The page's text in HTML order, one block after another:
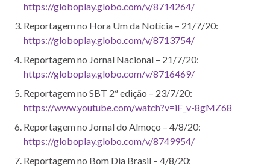
https://globoplay.globo.com/v/8714264/
Reportagem no Hora Um da Notícia – 21/7/20:
https://globoplay.globo.com/v/8713754/
Reportagem no Jornal Nacional – 21/7/20:
https://globoplay.globo.com/v/8716469/
Reportagem no SBT 2ª edição – 23/7/20:
https://www.youtube.com/watch?v=iF_v-8gMZ68
Reportagem no Jornal do Almoço – 4/8/20:
https://globoplay.globo.com/v/8749954/
Reportagem no Bom Dia Brasil – 4/8/20: